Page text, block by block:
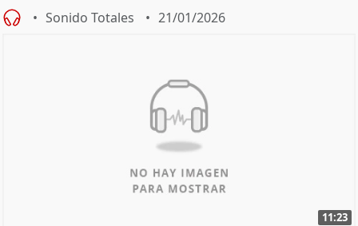
Sonido Totales 21/01/2026
11:23